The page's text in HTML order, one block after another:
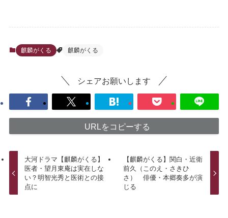
麒麟がくる 麒麟がくる
シェアお願いします
URLをコピーする
大河ドラマ【麒麟がくる】
医者・望月東庵は実在しな
い？明智光秀と医術との接
点に
【麒麟がくる】関白・近衛
前久（このえ・さきひ
さ） 俳優・本郷奏多が演
じる